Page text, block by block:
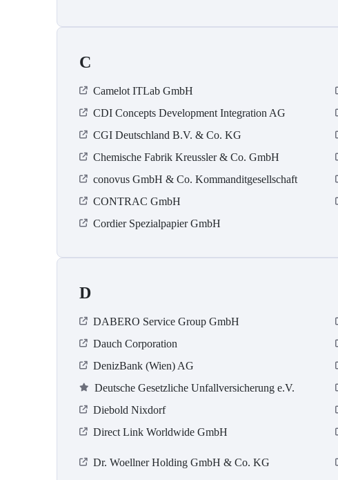
C
Camelot ITLab GmbH
CDI Concepts Development Integration AG
CGI Deutschland B.V. & Co. KG
Chemische Fabrik Kreussler & Co. GmbH
conovus GmbH & Co. Kommanditgesellschaft
CONTRAC GmbH
Cordier Spezialpapier GmbH
D
DABERO Service Group GmbH
Dauch Corporation
DenizBank (Wien) AG
Deutsche Gesetzliche Unfallversicherung e.V.
Diebold Nixdorf
Direct Link Worldwide GmbH
Dr. Woellner Holding GmbH & Co. KG